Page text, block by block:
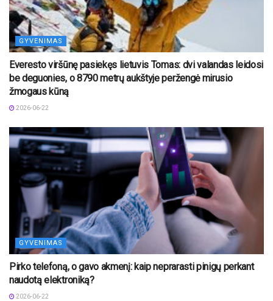
GYVENIMAS
Everesto viršūnę pasiekęs lietuvis Tomas: dvi valandas leidosi
be deguonies, o 8790 metrų aukštyje peržengė mirusio
žmogaus kūną
2026-06-22
GYVENIMAS
Pirko telefoną, o gavo akmenį: kaip neprarasti pinigų perkant
naudotą elektroniką?
2026-06-22